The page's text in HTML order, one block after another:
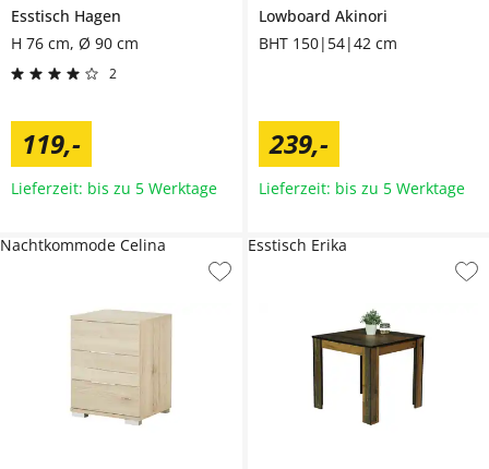
Esstisch Hagen
H 76 cm, Ø 90 cm
2
119,-
Lieferzeit: bis zu 5 Werktage
Lowboard Akinori
BHT 150|54|42 cm
239,-
Lieferzeit: bis zu 5 Werktage
Nachtkommode Celina Esstisch Erika